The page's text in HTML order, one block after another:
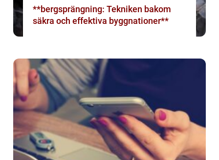
**bergsprängning: Tekniken bakom
säkra och effektiva byggnationer**